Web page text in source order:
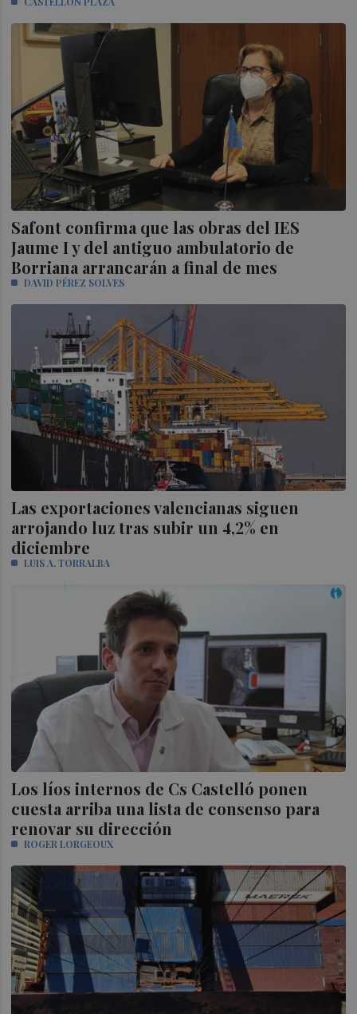
Safont confirma que las obras del IES
Jaume I y del antiguo ambulatorio de
Borriana arrancarán a final de mes
DAVID PÉREZ SOLVES
Las exportaciones valencianas siguen
arrojando luz tras subir un 4,2% en
diciembre
LUIS A. TORRALBA
Los líos internos de Cs Castelló ponen
cuesta arriba una lista de consenso para
renovar su dirección
ROGER LORGEOUX